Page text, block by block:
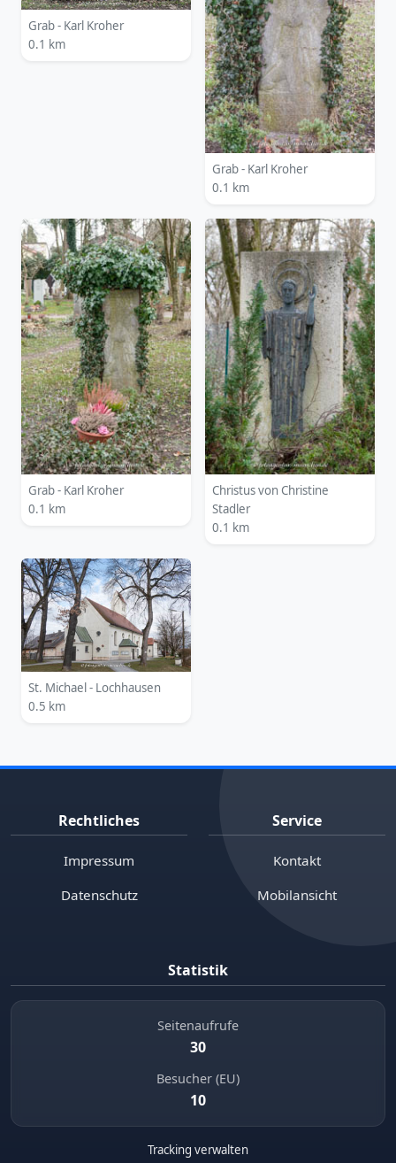
Grab - Karl Kroher
0.1 km
Grab - Karl Kroher
0.1 km
Grab - Karl Kroher
0.1 km
Christus von Christine
Stadler
0.1 km
St. Michael - Lochhausen
0.5 km
Rechtliches
Impressum
Datenschutz
Service
Kontakt
Mobilansicht
Statistik
Seitenaufrufe
30
Besucher (EU)
10
Tracking verwalten